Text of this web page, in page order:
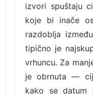
izvori spuštaju
koje bi inače
razdoblja
tipično je
vrhuncu. Za
je obrnuta —
kako se datum